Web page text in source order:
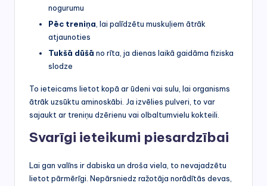
nogurumu
Pēc treniņa , lai palīdzētu muskuļiem ātrāk
atjaunoties
Tukšā dūšā no rīta, ja dienas laikā gaidāma fiziska
slodze
To ieteicams lietot kopā ar ūdeni vai sulu, lai organisms
ātrāk uzsūktu aminoskābi. Ja izvēlies pulveri, to var
sajaukt ar treniņu dzērienu vai olbaltumvielu kokteili.
Svarīgi ieteikumi piesardzībai
Lai gan valīns ir dabiska un droša viela, to nevajadzētu
lietot pārmērīgi. Nepārsniedz ražotāja norādītās devas,